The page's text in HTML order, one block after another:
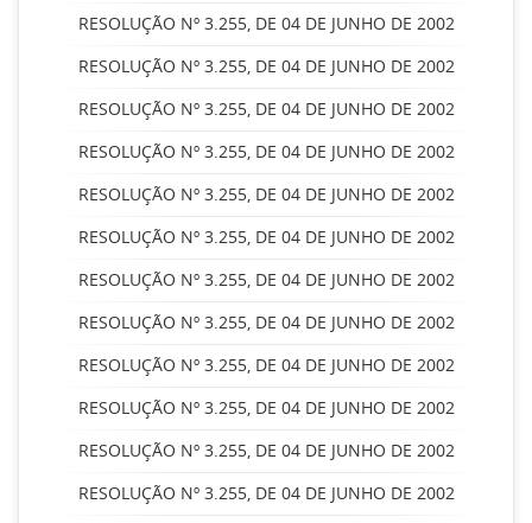
RESOLUÇÃO Nº 3.255, DE 04 DE JUNHO DE 2002
RESOLUÇÃO Nº 3.255, DE 04 DE JUNHO DE 2002
RESOLUÇÃO Nº 3.255, DE 04 DE JUNHO DE 2002
RESOLUÇÃO Nº 3.255, DE 04 DE JUNHO DE 2002
RESOLUÇÃO Nº 3.255, DE 04 DE JUNHO DE 2002
RESOLUÇÃO Nº 3.255, DE 04 DE JUNHO DE 2002
RESOLUÇÃO Nº 3.255, DE 04 DE JUNHO DE 2002
RESOLUÇÃO Nº 3.255, DE 04 DE JUNHO DE 2002
RESOLUÇÃO Nº 3.255, DE 04 DE JUNHO DE 2002
RESOLUÇÃO Nº 3.255, DE 04 DE JUNHO DE 2002
RESOLUÇÃO Nº 3.255, DE 04 DE JUNHO DE 2002
RESOLUÇÃO Nº 3.255, DE 04 DE JUNHO DE 2002